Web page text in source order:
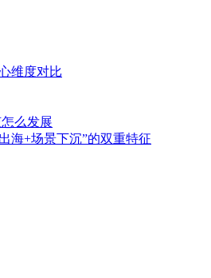
维度对比
么发展
海+场景下沉”的双重特征